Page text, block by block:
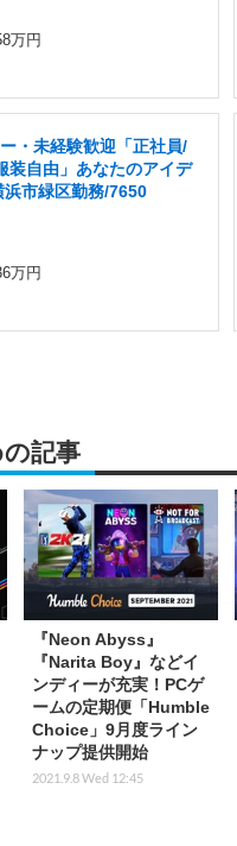
万円
・未経験歓迎「正社員/
装自由」あなたのアイデ
市緑区勤務/7650
万円
記事
『Neon Abyss』
『Narita Boy』などイ
ンディーが充実！PCゲ
ームの定期便「Humble
Choice」9月度ライン
ナップ提供開始
2021.9.8 Wed 12:45